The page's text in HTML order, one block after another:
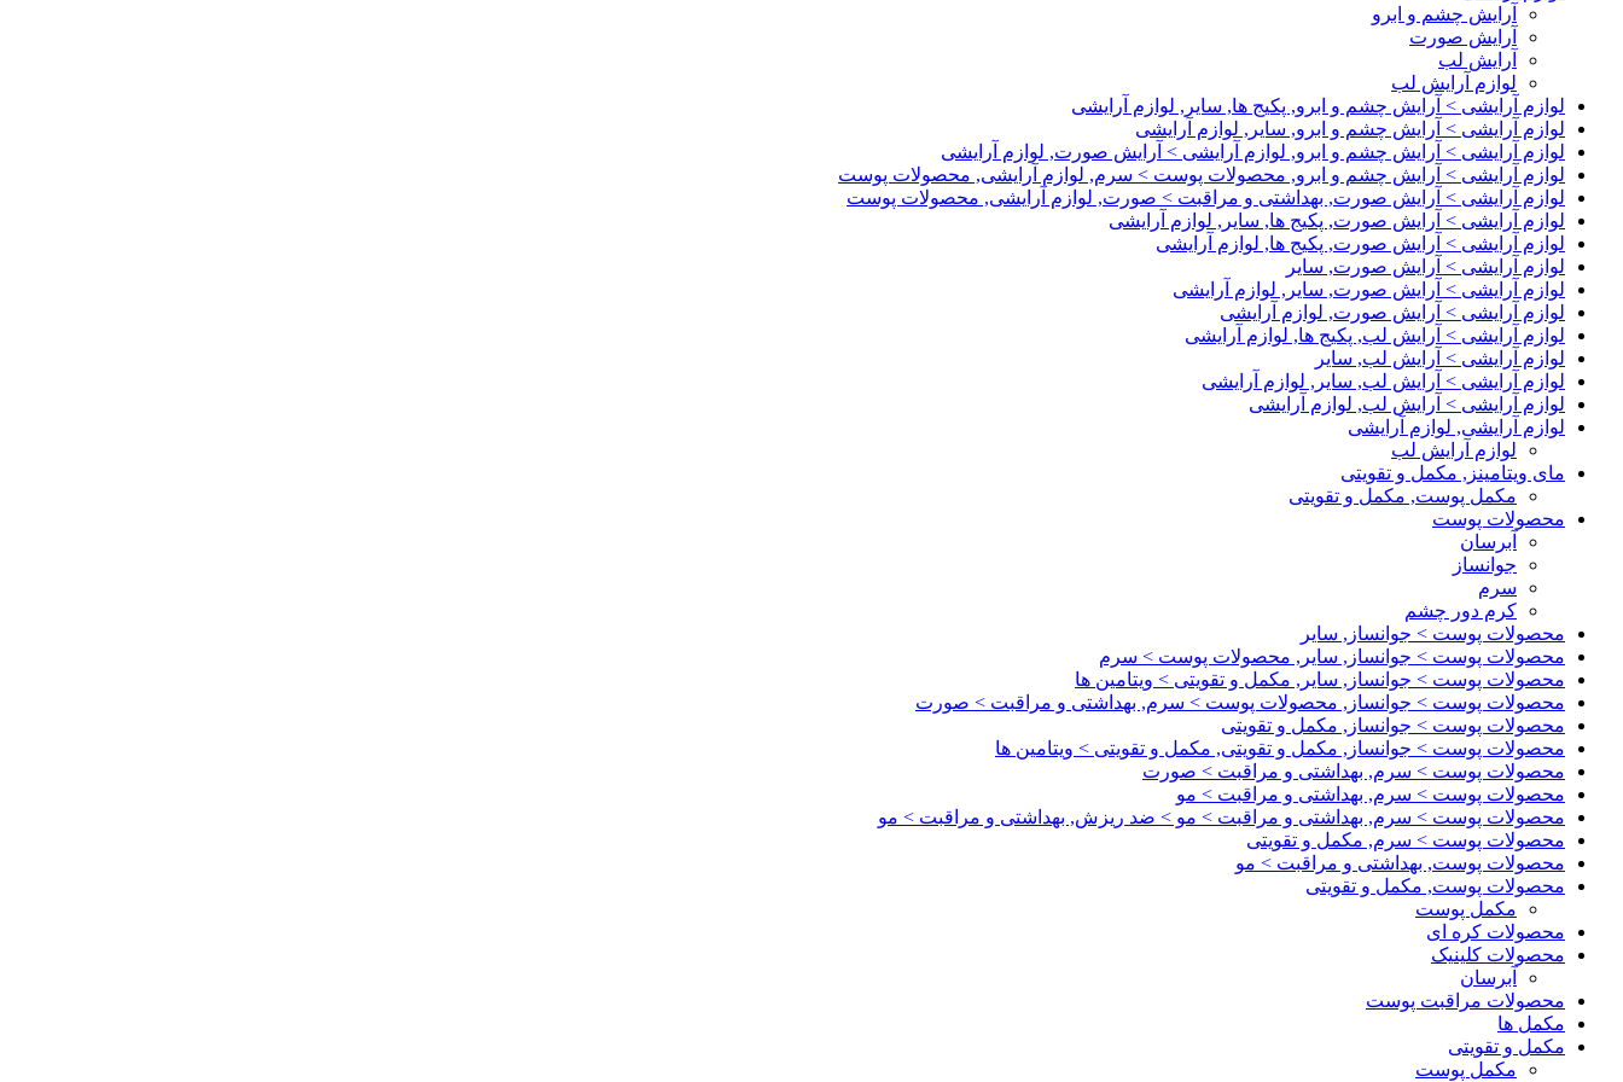
آرایش چشم و ابرو
آرایش صورت
آرایش لب
لوازم آرایش لب
لوازم آرایشی > آرایش چشم و ابرو, پکیج ها, سایر, لوازم آرایشی
لوازم آرایشی > آرایش چشم و ابرو, سایر, لوازم آرایشی
لوازم آرایشی > آرایش چشم و ابرو, لوازم آرایشی > آرایش صورت, لوازم آرایشی
لوازم آرایشی > آرایش چشم و ابرو, محصولات پوست > سرم, لوازم آرایشی, محصولات پوست
لوازم آرایشی > آرایش صورت, بهداشتی و مراقبت > صورت, لوازم آرایشی, محصولات پوست
لوازم آرایشی > آرایش صورت, پکیج ها, سایر, لوازم آرایشی
لوازم آرایشی > آرایش صورت, پکیج ها, لوازم آرایشی
لوازم آرایشی > آرایش صورت, سایر
لوازم آرایشی > آرایش صورت, سایر, لوازم آرایشی
لوازم آرایشی > آرایش صورت, لوازم آرایشی
لوازم آرایشی > آرایش لب, پکیج ها, لوازم آرایشی
لوازم آرایشی > آرایش لب, سایر
لوازم آرایشی > آرایش لب, سایر, لوازم آرایشی
لوازم آرایشی > آرایش لب, لوازم آرایشی
لوازم آرایشی, لوازم آرایشی
لوازم آرایش لب
مای ویتامینز, مکمل و تقویتی
مکمل پوست, مکمل و تقویتی
محصولات پوست
آبرسان
جوانساز
سرم
کرم دور چشم
محصولات پوست > جوانساز, سایر
محصولات پوست > جوانساز, سایر, محصولات پوست > سرم
محصولات پوست > جوانساز, سایر, مکمل و تقویتی > ویتامین ها
محصولات پوست > جوانساز, محصولات پوست > سرم, بهداشتی و مراقبت > صورت
محصولات پوست > جوانساز, مکمل و تقویتی
محصولات پوست > جوانساز, مکمل و تقویتی, مکمل و تقویتی > ویتامین ها
محصولات پوست > سرم, بهداشتی و مراقبت > صورت
محصولات پوست > سرم, بهداشتی و مراقبت > مو
محصولات پوست > سرم, بهداشتی و مراقبت > مو > ضد ریزش, بهداشتی و مراقبت > مو
محصولات پوست > سرم, مکمل و تقویتی
محصولات پوست, بهداشتی و مراقبت > مو
محصولات پوست, مکمل و تقویتی
مکمل پوست
محصولات کره ای
محصولات کلینیک
آبرسان
محصولات مراقبت پوست
مکمل ها
مکمل و تقویتی
مکمل پوست